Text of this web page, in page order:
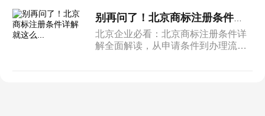
别再问了！北京商标注册条件详解就这么...
北京企业必看：北京商标注册条件详
解全面解读，从申请条件到办理流